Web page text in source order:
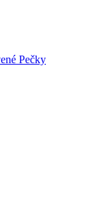
Pečky